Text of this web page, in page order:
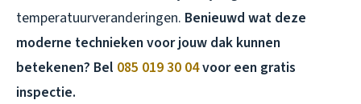
temperatuurveranderingen. Benieuwd wat deze
moderne technieken voor jouw dak kunnen
betekenen? Bel 085 019 30 04voor een gratis
inspectie.